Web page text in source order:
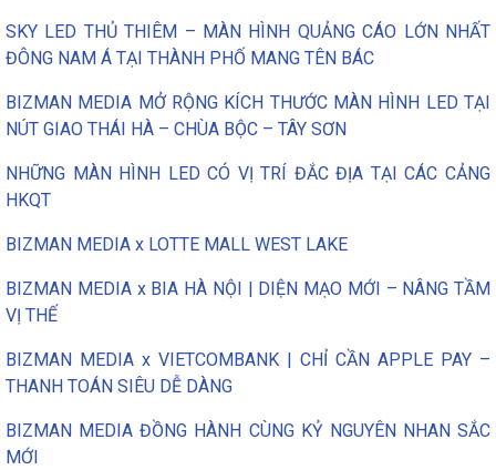
SKY LED THỦ THIÊM – MÀN HÌNH QUẢNG CÁO LỚN NHẤT
ĐÔNG NAM Á TẠI THÀNH PHỐ MANG TÊN BÁC
BIZMAN MEDIA MỞ RỘNG KÍCH THƯỚC MÀN HÌNH LED TẠI
NÚT GIAO THÁI HÀ – CHÙA BỘC – TÂY SƠN
NHỮNG MÀN HÌNH LED CÓ VỊ TRÍ ĐẮC ĐỊA TẠI CÁC CẢNG
HKQT
BIZMAN MEDIA x LOTTE MALL WEST LAKE
BIZMAN MEDIA x BIA HÀ NỘI | DIỆN MẠO MỚI – NÂNG TẦM
VỊ THẾ
BIZMAN MEDIA x VIETCOMBANK | CHỈ CẦN APPLE PAY –
THANH TOÁN SIÊU DỄ DÀNG
BIZMAN MEDIA ĐỒNG HÀNH CÙNG KỶ NGUYÊN NHAN SẮC
MỚI